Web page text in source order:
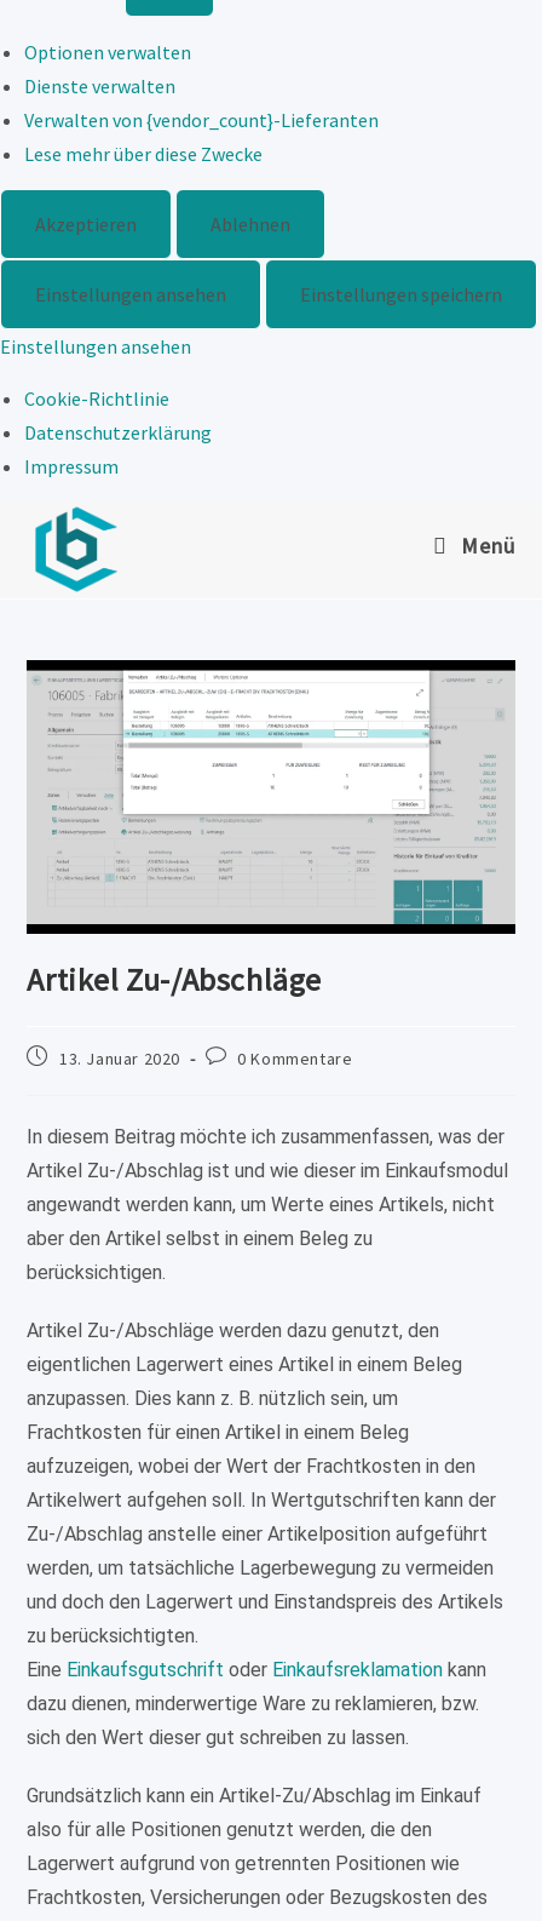
Optionen verwalten
Dienste verwalten
Verwalten von {vendor_count}-Lieferanten
Lese mehr über diese Zwecke
Akzeptieren Ablehnen
Einstellungen ansehen Einstellungen speichern
Einstellungen ansehen
Cookie-Richtlinie
Datenschutzerklärung
Impressum
springen
Menü
Artikel Zu-/Abschläge
Beitrag13. Januar 2020
Beitrags-
0 Kommentare
In diesem Beitrag möchte ich zusammenfassen, was der
Artikel Zu-/Abschlag ist und wie dieser im Einkaufsmodul
angewandt werden kann, um Werte eines Artikels, nicht
aber den Artikel selbst in einem Beleg zu
berücksichtigen.
Artikel Zu-/Abschläge werden dazu genutzt, den
eigentlichen Lagerwert eines Artikel in einem Beleg
anzupassen. Dies kann z. B. nützlich sein, um
Frachtkosten für einen Artikel in einem Beleg
aufzuzeigen, wobei der Wert der Frachtkosten in den
Artikelwert aufgehen soll. In Wertgutschriften kann der
Zu-/Abschlag anstelle einer Artikelposition aufgeführt
werden, um tatsächliche Lagerbewegung zu vermeiden
und doch den Lagerwert und Einstandspreis des Artikels
zu berücksichtigten.
Eine Einkaufsgutschriftoder Einkaufsreklamation kann
dazu dienen, minderwertige Ware zu reklamieren, bzw.
sich den Wert dieser gut schreiben zu lassen.
Grundsätzlich kann ein Artikel-Zu/Abschlag im Einkauf
also für alle Positionen genutzt werden, die den
Lagerwert aufgrund von getrennten Positionen wie
Frachtkosten, Versicherungen oder Bezugskosten des